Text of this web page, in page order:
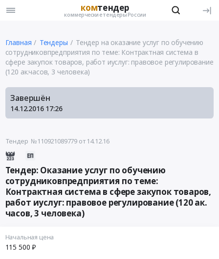
комтендер
коммерческие тендеры России
Главная Тендеры
Тендер на оказание услуг по обучению
сотрудниковпредприятия по теме: Контрактная система в
сфере закупок товаров, работ иуслуг: правовое регулирование
(120 ак.часов, 3 человека)
Завершён
14.12.2016 17:26
Тендер №110921089779 от 14.12.16
Тендер: Оказание услуг по обучению
сотрудниковпредприятия по теме:
Контрактная система в сфере закупок товаров,
работ иуслуг: правовое регулирование (120 ак.
часов, 3 человека)
Начальная цена
115 500 ₽